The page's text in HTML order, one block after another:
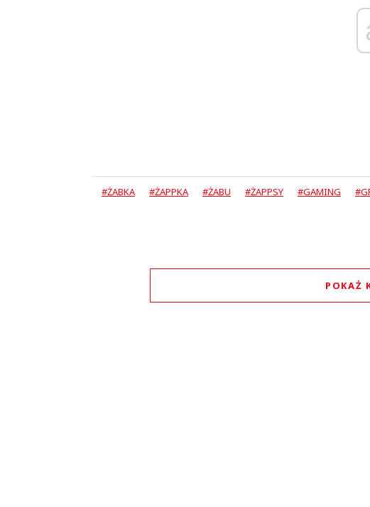
#ŻABKA #ŻAPPKA #ŻABU #ŻAPPSY #GAMING
POKAŻ